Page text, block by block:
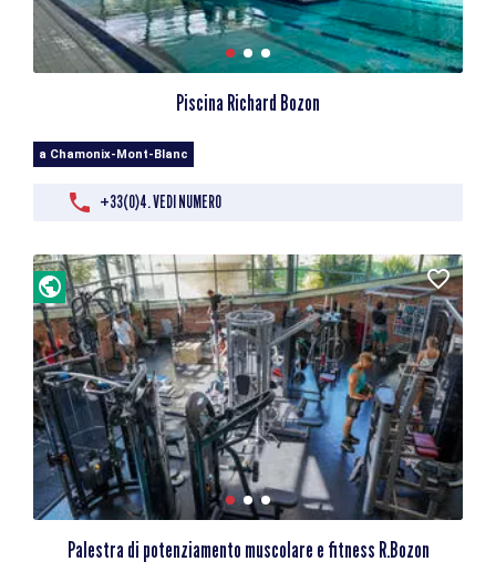
Piscina Richard Bozon
a Chamonix-Mont-Blanc
+33(0)4. VEDI NUMERO
Palestra di potenziamento muscolare e fitness R.Bozon